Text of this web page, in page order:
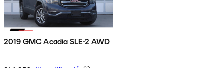
2019 GMC Acadia SLE-2 AWD